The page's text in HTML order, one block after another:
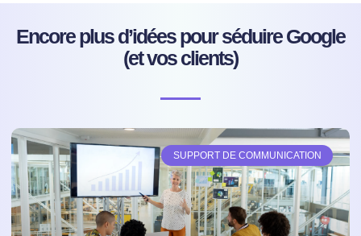
Encore plus d’idées pour séduire Google
(et vos clients)
SUPPORT DE COMMUNICATION